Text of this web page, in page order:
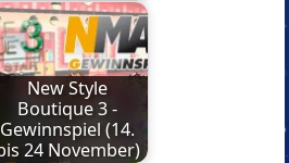
New Style
Boutique 3 -
Gewinnspiel (14.
24 November)